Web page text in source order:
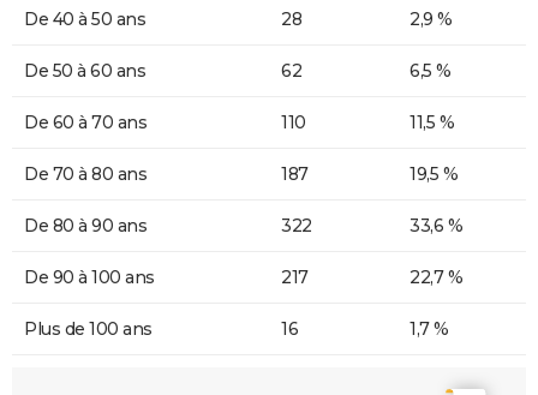
De 40 à 50 ans 28 2,9 %
De 50 à 60 ans 62 6,5 %
De 60 à 70 ans 110 11,5 %
De 70 à 80 ans 187 19,5 %
De 80 à 90 ans 322 33,6 %
De 90 à 100 ans 217 22,7 %
Plus de 100 ans 16 1,7 %